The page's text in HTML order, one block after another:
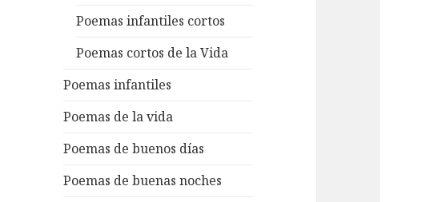
Poemas infantiles cortos
Poemas cortos de la Vida
Poemas infantiles
Poemas de la vida
Poemas de buenos días
Poemas de buenas noches